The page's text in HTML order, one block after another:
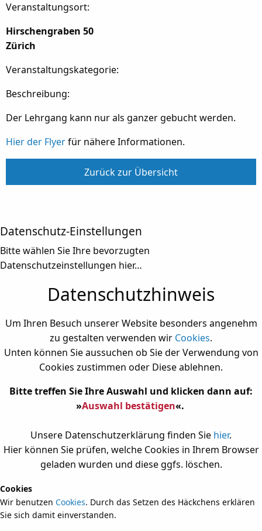
Veranstaltungsort:
Hirschengraben 50
Zürich
Veranstaltungskategorie:
Beschreibung:
Der Lehrgang kann nur als ganzer gebucht werden.
Hier der Flyerfür nähere Informationen.
Zurück zur Übersicht
Datenschutz-Einstellungen
Bitte wählen Sie Ihre bevorzugten
Datenschutzeinstellungen hier…
Datenschutzhinweis
Um Ihren Besuch unserer Website besonders angenehm
zu gestalten verwenden wir Cookies.
Unten können Sie aussuchen ob Sie der Verwendung von
Cookies zustimmen oder Diese ablehnen.
Bitte treffen Sie Ihre Auswahl und klicken dann auf:
»Auswahl bestätigen«.
Unsere Datenschutzerklärung finden Sie hier.
Hier können Sie prüfen, welche Cookies in Ihrem Browser
geladen wurden und diese ggfs. löschen.
Cookies
Wir benutzen Cookies. Durch das Setzen des Häckchens erklären
Sie sich damit einverstanden.